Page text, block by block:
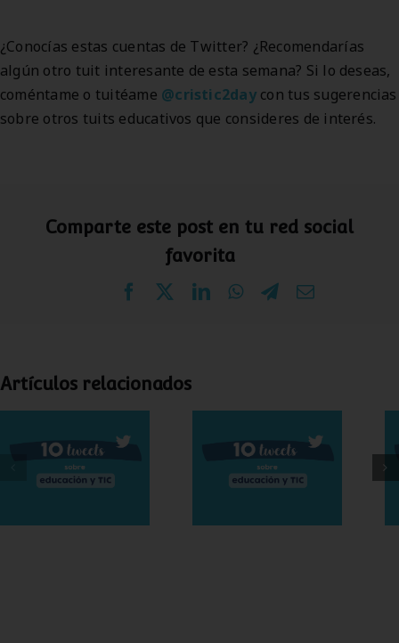
¿Conocías estas cuentas de Twitter? ¿Recomendarías
algún otro tuit interesante de esta semana? Si lo deseas,
coméntame o tuitéame @cristic2daycon tus sugerencias
sobre otros tuits educativos que consideres de interés.
Comparte este post en tu red social
favorita
FacebookLinkedInWhatsApp
Telegram
Correo
Artículos relacionados
educación y TIC
del mes de
Mis 10 tweets de
la semana